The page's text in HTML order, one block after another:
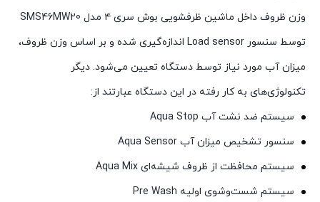
وزن ظروف داخل ماشین ظرفشویی بوش سری ۴ مدل SMS46MW20
توسط سنسور Load sensor اندازه‌گیری شده و بر اساس وزن ظروف،
میزان آب مورد نیاز توسط دستگاه تعیین می‌شود. دیگر
تکنولوژی‌های به کار رفته در این دستگاه عبارتند از:
سیستم ضد نشت آب Aqua Stop
سنسور تشخیص میزان آب Aqua Sensor
سیستم محافظت از ظروف شیشه‌ای Aqua Mix
سیستم شست‌وشوی اولیه Pre Wash